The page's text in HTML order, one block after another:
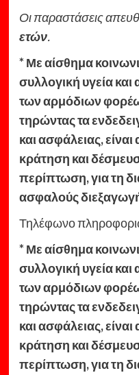
Οι παραστάσεις
ετών.
* Με αίσθημα
συλλογική υγεία και
των αρμόδιων
τηρώντας τα
και ασφάλειας,
κράτηση και
περίπτωση, για τη
ασφαλούς
Τηλέφωνο
* Με αίσθημα
συλλογική υγεία και
των αρμόδιων
τηρώντας τα
και ασφάλειας,
κράτηση και
περίπτωση, για τη